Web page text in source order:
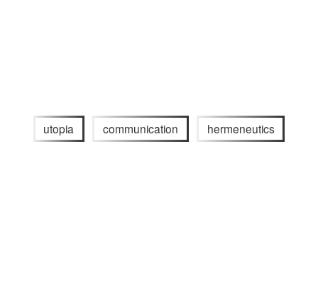
utopia communication hermeneutics